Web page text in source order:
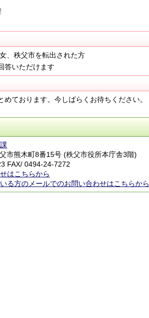
、秩父市を転出された方
答いただけます
めております。今しばらくお待ちください。
市熊木町8番15号 (秩父市役所本庁舎3階)
FAX/ 0494-24-7272
はこちらから
る方のメールでのお問い合わせはこちらから